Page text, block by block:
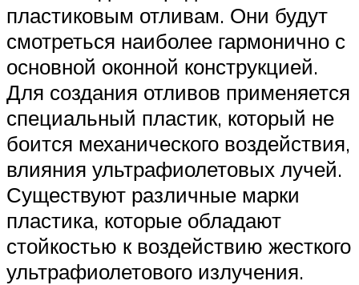
пластиковым отливам. Они будут
смотреться наиболее гармонично с
основной оконной конструкцией.
Для создания отливов применяется
специальный пластик, который не
боится механического воздействия,
влияния ультрафиолетовых лучей.
Существуют различные марки
пластика, которые обладают
стойкостью к воздействию жесткого
ультрафиолетового излучения.